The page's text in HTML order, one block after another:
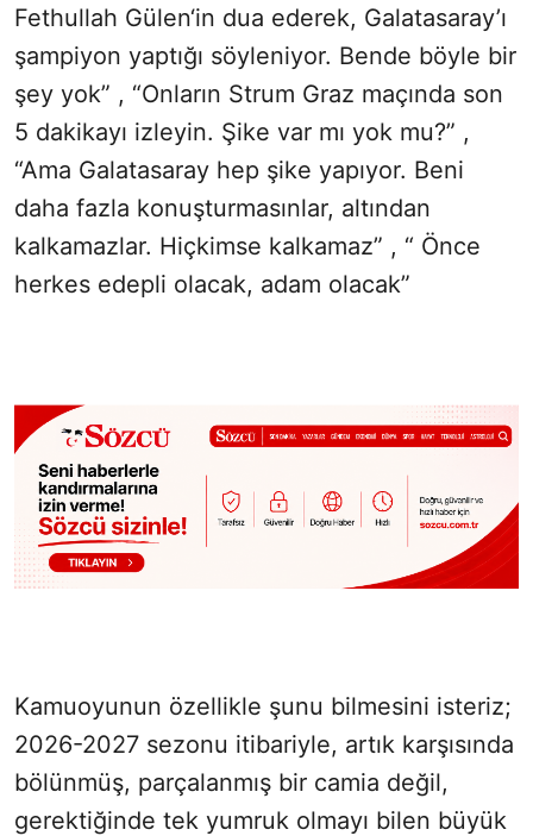
Fethullah Gülen‘in dua ederek, Galatasaray’ı
şampiyon yaptığı söyleniyor. Bende böyle bir
şey yok” , “Onların Strum Graz maçında son
5 dakikayı izleyin. Şike var mı yok mu?” ,
“Ama Galatasaray hep şike yapıyor. Beni
daha fazla konuşturmasınlar, altından
kalkamazlar. Hiçkimse kalkamaz” , “ Önce
herkes edepli olacak, adam olacak”
Kamuoyunun özellikle şunu bilmesini isteriz;
2026-2027 sezonu itibariyle, artık karşısında
bölünmüş, parçalanmış bir camia değil,
gerektiğinde tek yumruk olmayı bilen büyük